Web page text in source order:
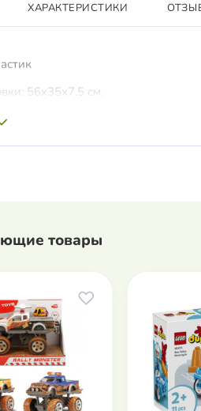
ХАРАКТЕРИСТИКИ
56x35x7.5 см.
товары